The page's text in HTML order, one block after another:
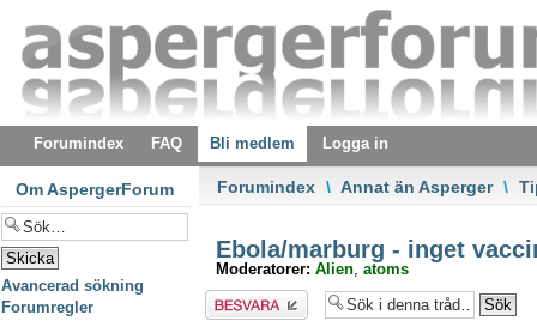
Forumindex FAQ Bli medlem Logga in
Forumindex \ Annat än Asperger \
Ebola/marburg - inget
Moderatorer: Alien, atoms
Besvara
Om AspergerForum
Avancerad sökning
Forumregler